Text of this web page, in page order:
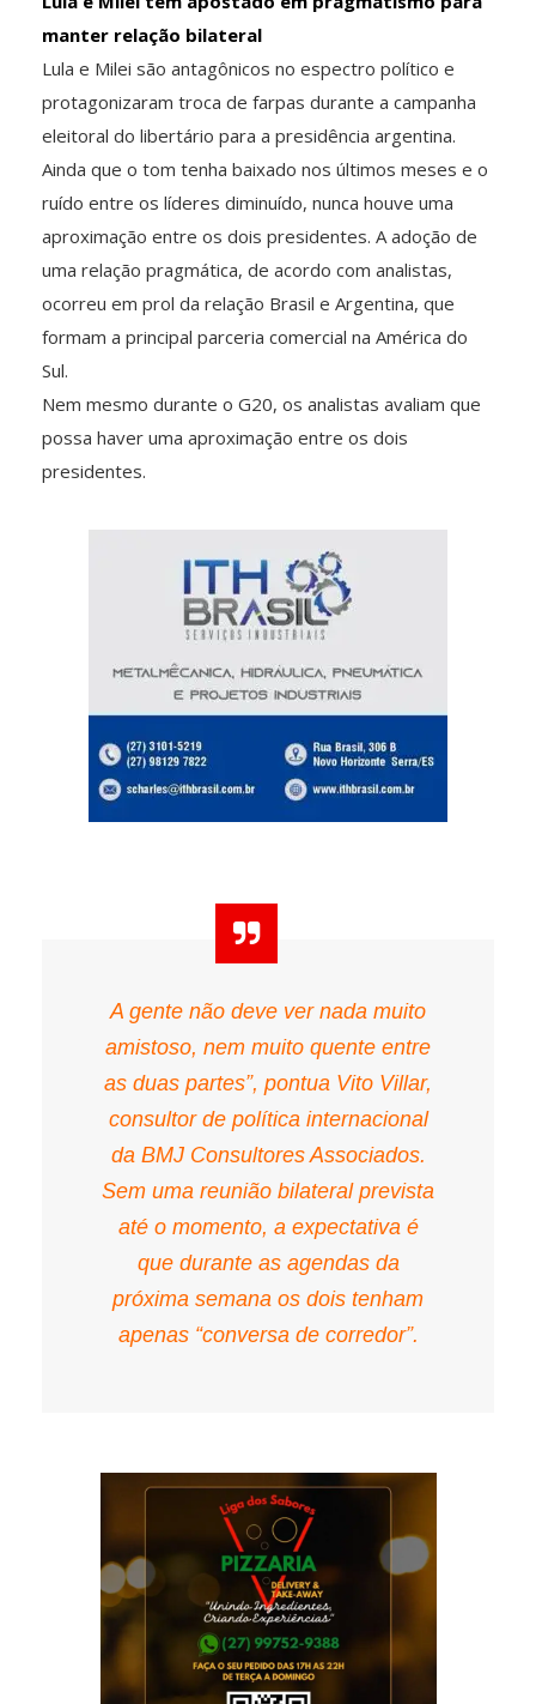
manter relação bilateral
Lula e Milei são antagônicos no espectro político e
protagonizaram troca de farpas durante a campanha
eleitoral do libertário para a presidência argentina.
Ainda que o tom tenha baixado nos últimos meses e o
ruído entre os líderes diminuído, nunca houve uma
aproximação entre os dois presidentes. A adoção de
uma relação pragmática, de acordo com analistas,
ocorreu em prol da relação Brasil e Argentina, que
formam a principal parceria comercial na América do
Sul.
Nem mesmo durante o G20, os analistas avaliam que
possa haver uma aproximação entre os dois
presidentes.
A gente não deve ver nada muito
amistoso, nem muito quente entre
as duas partes”, pontua Vito Villar,
consultor de política internacional
da BMJ Consultores Associados.
Sem uma reunião bilateral prevista
até o momento, a expectativa é
que durante as agendas da
próxima semana os dois tenham
apenas “conversa de corredor”.